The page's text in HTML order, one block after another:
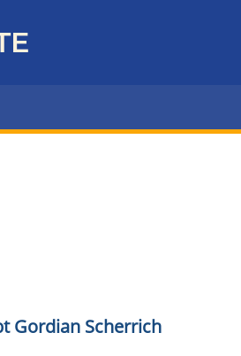
Gordian Scherrich